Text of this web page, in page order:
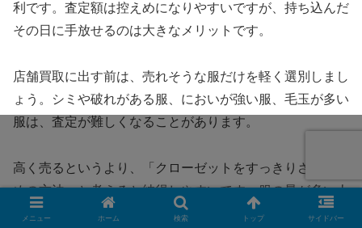
利です。査定額は控えめになりやすいですが、持ち込んだ
その日に手放せるのは大きなメリットです。
店舗買取に出す前は、売れそうな服だけを軽く選別しまし
ょう。シミや破れがある服、においが強い服、毛玉が多い
服は、査定が難しくなることがあります。
高く売るというより、「クローゼットをすっきりさせるた
めの方法」と考えると納得しやすいです。服の量が多い人
ほど、店舗買取の手軽さは助けになります。
メニュー ホーム 検索 トップ サイドバー